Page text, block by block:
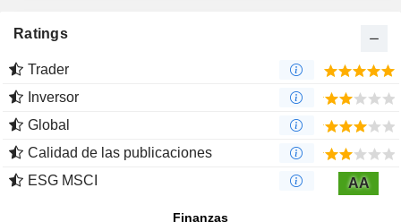
Ratings
Trader
Inversor
Global
Calidad de las publicaciones
ESG MSCI
AA